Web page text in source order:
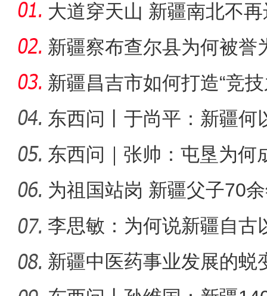
新疆石河子：“诗与
大道穿天山 新疆南北不
新疆察布查尔县为何被誉
新疆昌吉市如何打造“竞
东西问丨于尚平：新疆何
局？
东西问｜张帅：屯垦为何
千年良
为祖国站岗 新疆父子70
李思敏：为何说新疆自古
可分割
新疆中医药事业发展的蜕